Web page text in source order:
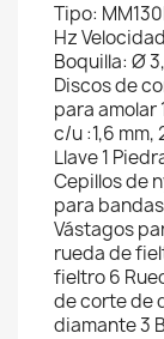
Tipo:
Hz
Boquilla: Ø
Discos de
para amolar
c/u :1,6 mm,
Llave 1
Cepillos de
para
Vástagos
rueda de
fieltro 6
de corte de
diamante 3